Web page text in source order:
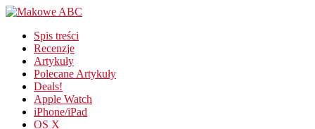
Spis treści
Recenzje
Artykuły
Polecane Artykuły
Deals!
Apple Watch
iPhone/iPad
OS X